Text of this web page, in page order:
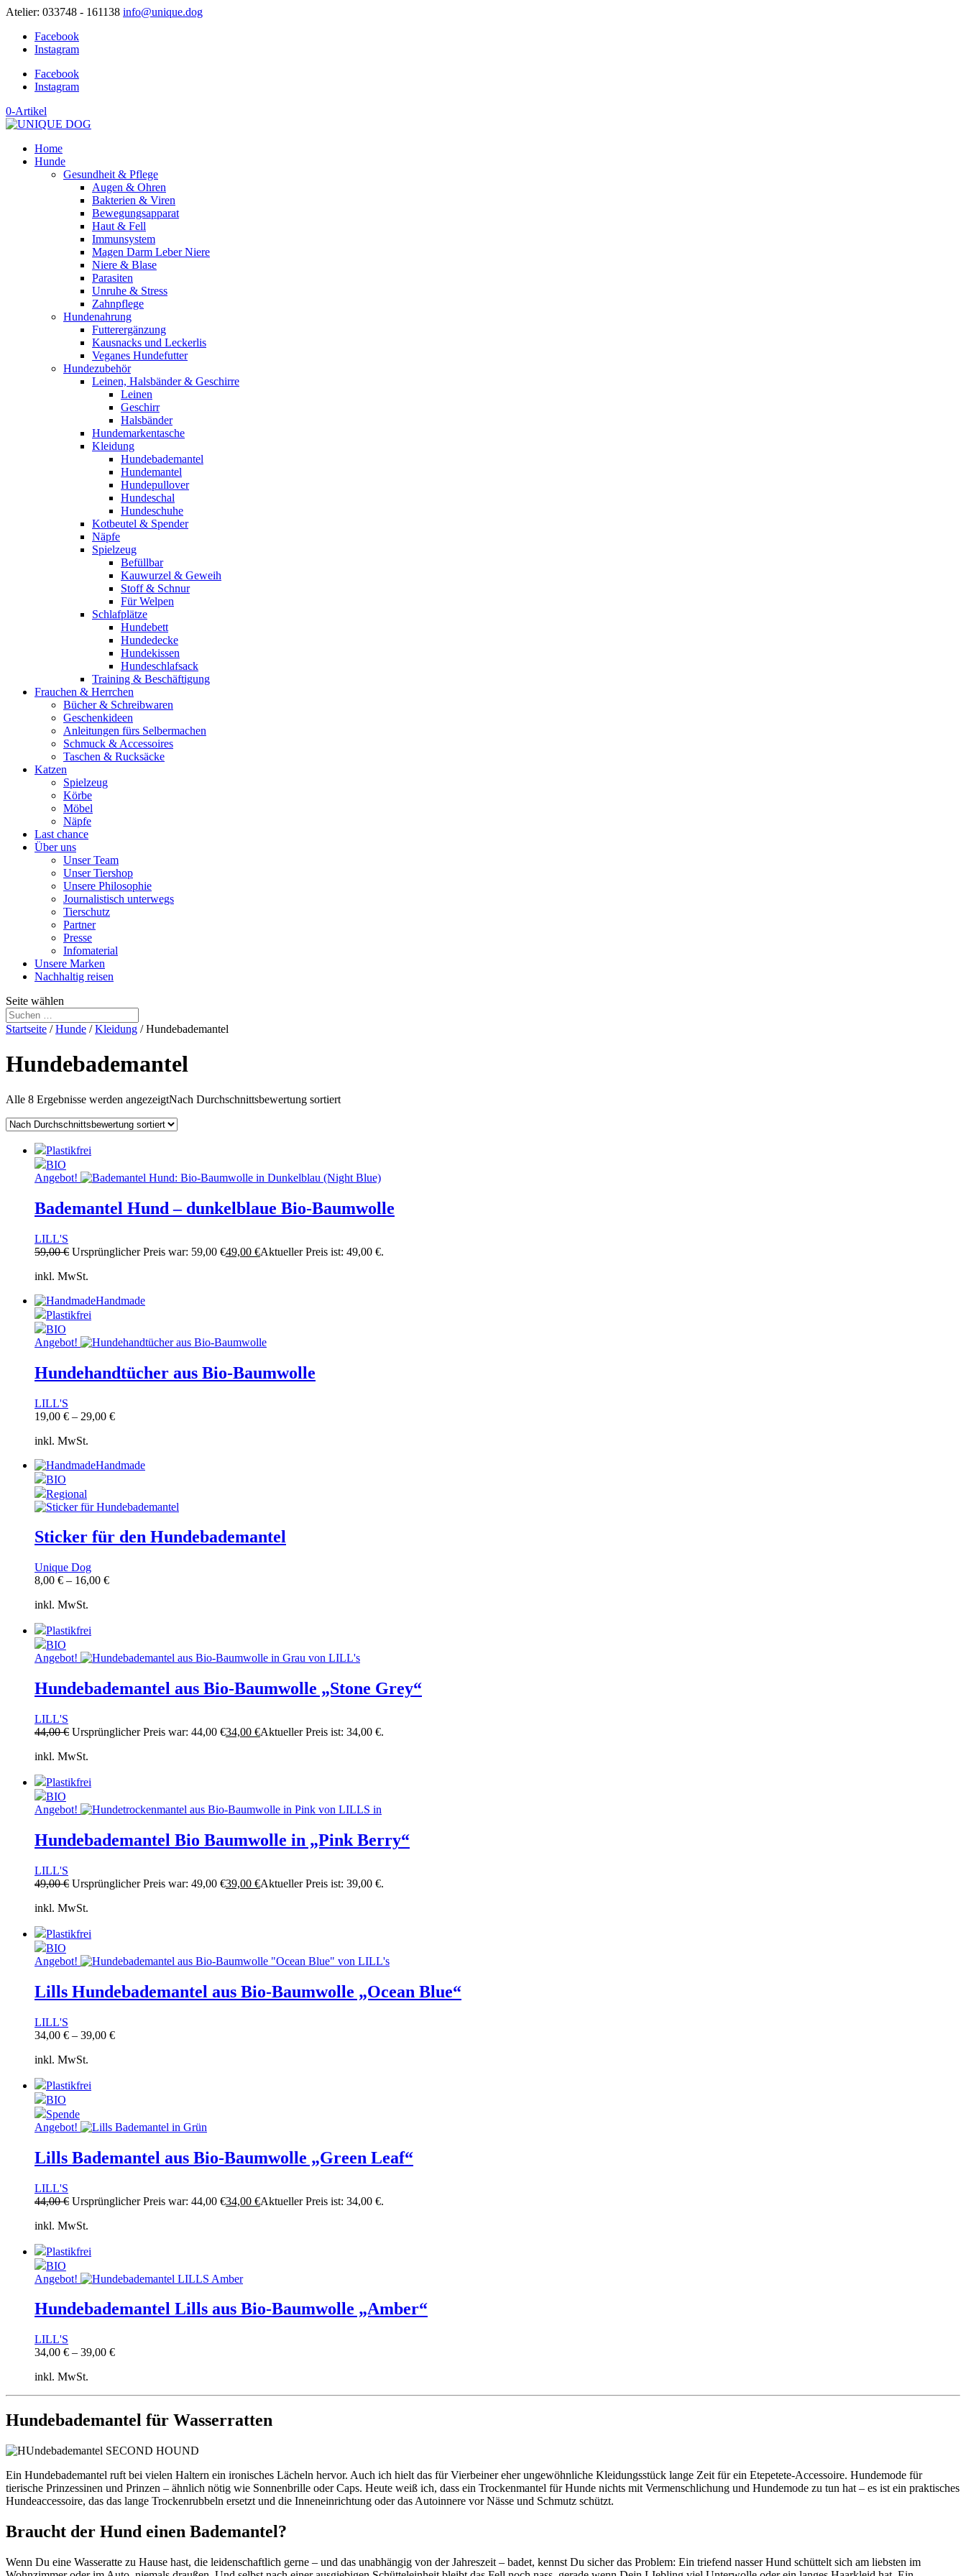
Atelier: 033748 - 161138 info@unique.dog
Facebook
Instagram
Facebook
Instagram
0-Artikel
Home
Hunde
Gesundheit & Pflege
Augen & Ohren
Bakterien & Viren
Bewegungsapparat
Haut & Fell
Immunsystem
Magen Darm Leber Niere
Niere & Blase
Parasiten
Unruhe & Stress
Zahnpflege
Hundenahrung
Futterergänzung
Kausnacks und Leckerlis
Veganes Hundefutter
Hundezubehör
Leinen, Halsbänder & Geschirre
Leinen
Geschirr
Halsbänder
Hundemarkentasche
Kleidung
Hundebademantel
Hundemantel
Hundepullover
Hundeschal
Hundeschuhe
Kotbeutel & Spender
Näpfe
Spielzeug
Befüllbar
Kauwurzel & Geweih
Stoff & Schnur
Für Welpen
Schlafplätze
Hundebett
Hundedecke
Hundekissen
Hundeschlafsack
Training & Beschäftigung
Frauchen & Herrchen
Bücher & Schreibwaren
Geschenkideen
Anleitungen fürs Selbermachen
Schmuck & Accessoires
Taschen & Rucksäcke
Katzen
Spielzeug
Körbe
Möbel
Näpfe
Last chance
Über uns
Unser Team
Unser Tiershop
Unsere Philosophie
Journalistisch unterwegs
Tierschutz
Partner
Presse
Infomaterial
Unsere Marken
Nachhaltig reisen
Seite wählen
Startseite /Hunde /Kleidung / Hundebademantel
Hundebademantel
Alle 8 Ergebnisse werden angezeigtNach Durchschnittsbewertung sortiert
Plastikfrei
BIO
Angebot!
Bademantel Hund – dunkelblaue Bio-Baumwolle
LILL'S
59,00€ Ursprünglicher Preis war: 59,00 €49,00 €Aktueller Preis ist: 49,00 €.
inkl. MwSt.
Handmade
Plastikfrei
BIO
Angebot!
Hundehandtücher aus Bio-Baumwolle
LILL'S
19,00 € – 29,00 €
inkl. MwSt.
Handmade
BIO
Regional
Sticker für den Hundebademantel
Unique Dog
8,00 € – 16,00 €
inkl. MwSt.
Plastikfrei
BIO
Angebot!
Hundebademantel aus Bio-Baumwolle „Stone Grey“
LILL'S
44,00€ Ursprünglicher Preis war: 44,00 €34,00 €Aktueller Preis ist: 34,00 €.
inkl. MwSt.
Plastikfrei
BIO
Angebot!
Hundebademantel Bio Baumwolle in „Pink Berry“
LILL'S
49,00€ Ursprünglicher Preis war: 49,00 €39,00 €Aktueller Preis ist: 39,00 €.
inkl. MwSt.
Plastikfrei
BIO
Angebot!
Lills Hundebademantel aus Bio-Baumwolle „Ocean Blue“
LILL'S
34,00 € – 39,00 €
inkl. MwSt.
Plastikfrei
BIO
Spende
Angebot!
Lills Bademantel aus Bio-Baumwolle „Green Leaf“
LILL'S
44,00€ Ursprünglicher Preis war: 44,00 €34,00 €Aktueller Preis ist: 34,00 €.
inkl. MwSt.
Plastikfrei
BIO
Angebot!
Hundebademantel Lills aus Bio-Baumwolle „Amber“
LILL'S
34,00 € – 39,00 €
inkl. MwSt.
Hundebademantel für Wasserratten
Ein Hundebademantel ruft bei vielen Haltern ein ironisches Lächeln hervor. Auch ich hielt das für Vierbeiner eher ungewöhnliche Kleidungsstück lange Zeit für ein Etepetete-Accessoire. Hundemode für
tierische Prinzessinen und Prinzen – ähnlich nötig wie Sonnenbrille oder Caps. Heute weiß ich, dass ein Trockenmantel für Hunde nichts mit Vermenschlichung und Hundemode zu tun hat – es ist ein praktisches
Hundeaccessoire, das das lange Trockenrubbeln ersetzt und die Inneneinrichtung oder das Autoinnere vor Nässe und Schmutz schützt.
Braucht der Hund einen Bademantel?
Wenn Du eine Wasseratte zu Hause hast, die leidenschaftlich gerne – und das unabhängig von der Jahreszeit – badet, kennst Du sicher das Problem: Ein triefend nasser Hund schüttelt sich am liebsten im